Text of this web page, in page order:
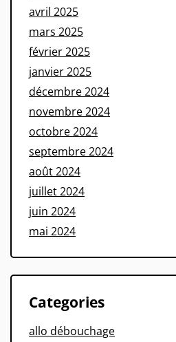
avril 2025
mars 2025
février 2025
janvier 2025
décembre 2024
novembre 2024
octobre 2024
septembre 2024
août 2024
juillet 2024
juin 2024
mai 2024
Categories
allo débouchage